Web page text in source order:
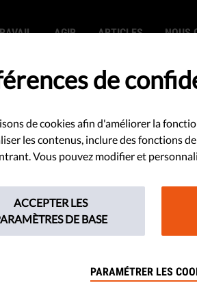
AGIR ARTICLES NOUS
:
écrivain affirmait que
avaient pris
humaine. Et
de
de cookies afin d'améliorer la
les contenus, inclure des fonctions
Vous pouvez modifier et
ACCEPTER LES
DE BASE
PARAMÉTRER LES